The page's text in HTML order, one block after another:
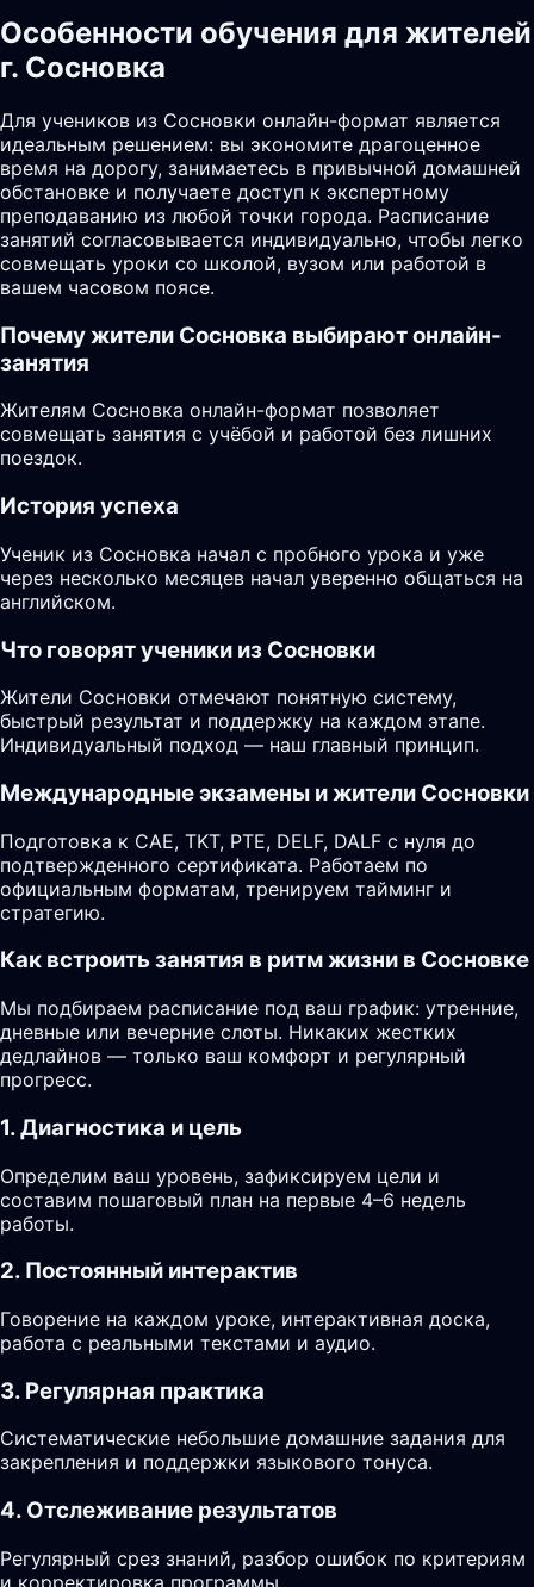
Особенности обучения для жителей
г. Сосновка
Для учеников из Сосновки онлайн-формат является
идеальным решением: вы экономите драгоценное
время на дорогу, занимаетесь в привычной домашней
обстановке и получаете доступ к экспертному
преподаванию из любой точки города. Расписание
занятий согласовывается индивидуально, чтобы легко
совмещать уроки со школой, вузом или работой в
вашем часовом поясе.
Почему жители Сосновка выбирают онлайн-
занятия
Жителям Сосновка онлайн-формат позволяет
совмещать занятия с учёбой и работой без лишних
поездок.
История успеха
Ученик из Сосновка начал с пробного урока и уже
через несколько месяцев начал уверенно общаться на
английском.
Что говорят ученики из Сосновки
Жители Сосновки отмечают понятную систему,
быстрый результат и поддержку на каждом этапе.
Индивидуальный подход — наш главный принцип.
Международные экзамены и жители Сосновки
Подготовка к CAE, TKT, PTE, DELF, DALF с нуля до
подтвержденного сертификата. Работаем по
официальным форматам, тренируем тайминг и
стратегию.
Как встроить занятия в ритм жизни в Сосновке
Мы подбираем расписание под ваш график: утренние,
дневные или вечерние слоты. Никаких жестких
дедлайнов — только ваш комфорт и регулярный
прогресс.
1. Диагностика и цель
Определим ваш уровень, зафиксируем цели и
составим пошаговый план на первые 4–6 недель
работы.
2. Постоянный интерактив
Говорение на каждом уроке, интерактивная доска,
работа с реальными текстами и аудио.
3. Регулярная практика
Систематические небольшие домашние задания для
закрепления и поддержки языкового тонуса.
4. Отслеживание результатов
Регулярный срез знаний, разбор ошибок по критериям
и корректировка программы.